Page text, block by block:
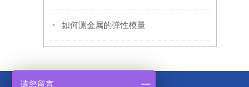
如何测金属的弹性模量
请您留言